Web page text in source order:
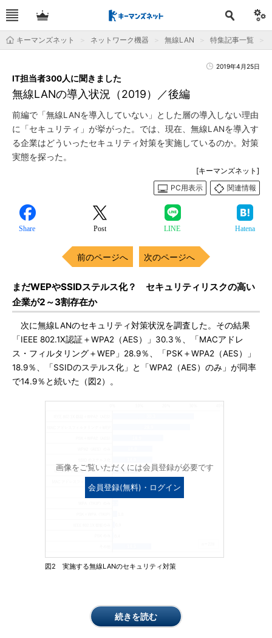
キーマンズネット ネットワーク機器 無線LAN 特集記事一覧
2019年4月25日
無線LANの導入状況（2019）／後編
IT担当者300人に聞きました
前編で「無線LANを導入していない」とした層の導入しない理由
に「セキュリティ」が挙がった。では、現在、無線LANを導入す
る企業はどういったセキュリティ対策を実施しているのか。対策
実態を探った。
[キーマンズネット]
PC用表示
関連情報
Share Post LINE Hatena
前のページへ 次のページへ
まだWEPやSSIDステルス化？ セキュリティリスクの高い
企業が2～3割存在か
次に無線LANのセキュリティ対策状況を調査した。その結果
「IEEE 802.1X認証＋WPA2（AES）」30.3％、「MACアドレ
ス・フィルタリング＋WEP」28.9％、「PSK＋WPA2（AES）」
18.9％、「SSIDのステルス化」と「WPA2（AES）のみ」が同率
で14.9％と続いた（図2）。
画像をご覧いただくには会員登録が必要です
会員登録(無料)・ログイン
図2 実施する無線LANのセキュリティ対策
続きを読む